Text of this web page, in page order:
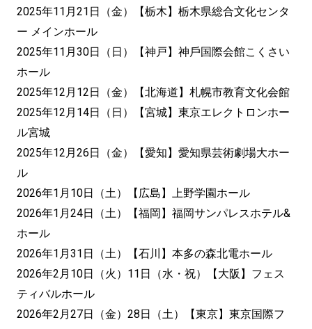
2025年11月21日（金）【栃木】栃木県総合文化センタ
ー メインホール
2025年11月30日（日）【神戸】神戶国際会館こくさい
ホール
2025年12月12日（金）【北海道】札幌市教育文化会館
2025年12月14日（日）【宮城】東京エレクトロンホー
ル宮城
2025年12月26日（金）【愛知】愛知県芸術劇場大ホー
ル
2026年1月10日（土）【広島】上野学園ホール
2026年1月24日（土）【福岡】福岡サンパレスホテル&
ホール
2026年1月31日（土）【石川】本多の森北電ホール
2026年2月10日（火）11日（水・祝）【大阪】フェス
ティバルホール
2026年2月27日（金）28日（土）【東京】東京国際フ